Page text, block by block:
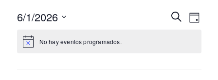
Buscar
de
Día
6/1/2026
fecha.
No hay eventos programados.